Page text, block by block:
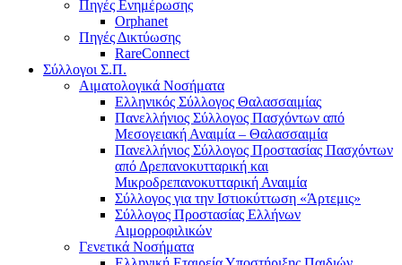
Πηγές Ενημέρωσης
Orphanet
Πηγές Δικτύωσης
RareConnect
Σύλλογοι Σ.Π.
Αιματολογικά Νοσήματα
Ελληνικός Σύλλογος Θαλασσαιμίας
Πανελλήνιος Σύλλογος Πασχόντων από
Μεσογειακή Αναιμία – Θαλασσαιμία
Πανελλήνιος Σύλλογος Προστασίας Πασχόντων
από Δρεπανοκυτταρική και
Μικροδρεπανοκυτταρική Αναιμία
Σύλλογος για την Ιστιοκύττωση «Άρτεμις»
Σύλλογος Προστασίας Ελλήνων
Αιμορροφιλικών
Γενετικά Νοσήματα